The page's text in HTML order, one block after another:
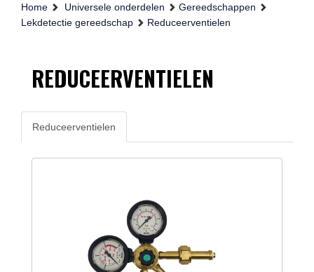
Home Universele onderdelen
Gereedschappen
Lekdetectie gereedschap
Reduceerventielen
REDUCEERVENTIELEN
Reduceerventielen